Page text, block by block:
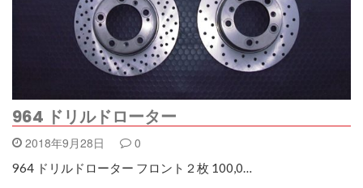
964 ドリルドローター
2018年9月28日 0
964 ドリルドローター フロント２枚 100,0…